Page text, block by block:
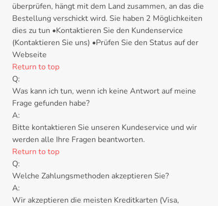
überprüfen, hängt mit dem Land zusammen, an das die
Bestellung verschickt wird. Sie haben 2 Möglichkeiten
dies zu tun •Kontaktieren Sie den Kundenservice
(Kontaktieren Sie uns) •Prüfen Sie den Status auf der
Webseite
Return to top
Q:
Was kann ich tun, wenn ich keine Antwort auf meine
Frage gefunden habe?
A:
Bitte kontaktieren Sie unseren Kundeservice und wir
werden alle Ihre Fragen beantworten.
Return to top
Q:
Welche Zahlungsmethoden akzeptieren Sie?
A:
Wir akzeptieren die meisten Kreditkarten (Visa,